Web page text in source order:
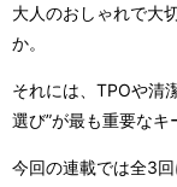
大人のおしゃれで大
か。
それには、TPOや清
選び”が最も重要なキ
今回の連載では全3